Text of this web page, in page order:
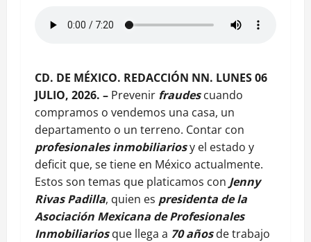
CD. DE MÉXICO. REDACCIÓN NN. LUNES 06
JULIO, 2026. – Prevenir fraudescuando
compramos o vendemos una casa, un
departamento o un terreno. Contar con
profesionales inmobiliariosy el estado y
deficit que, se tiene en México actualmente.
Estos son temas que platicamos con Jenny
Rivas Padilla, quien es presidenta de la
Asociación Mexicana de Profesionales
Inmobiliariosque llega a 70 añosde trabajo